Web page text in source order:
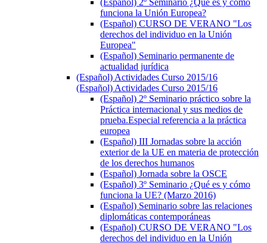
funciona la Unión Europea?
(Español) CURSO DE VERANO "Los
derechos del individuo en la Unión
Europea"
(Español) Seminario permanente de
actualidad jurídica
(Español) Actividades Curso 2015/16
(Español) Actividades Curso 2015/16
(Español) 2º Seminario práctico sobre la
Práctica internacional y sus medios de
prueba.Especial referencia a la práctica
europea
(Español) III Jornadas sobre la acción
exterior de la UE en materia de protección
de los derechos humanos
(Español) Jornada sobre la OSCE
(Español) 3º Seminario ¿Qué es y cómo
funciona la UE? (Marzo 2016)
(Español) Seminario sobre las relaciones
diplomáticas contemporáneas
(Español) CURSO DE VERANO "Los
derechos del individuo en la Unión